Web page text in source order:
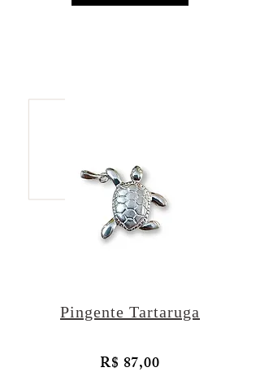
Pingente Tartaruga
R$ 87,00